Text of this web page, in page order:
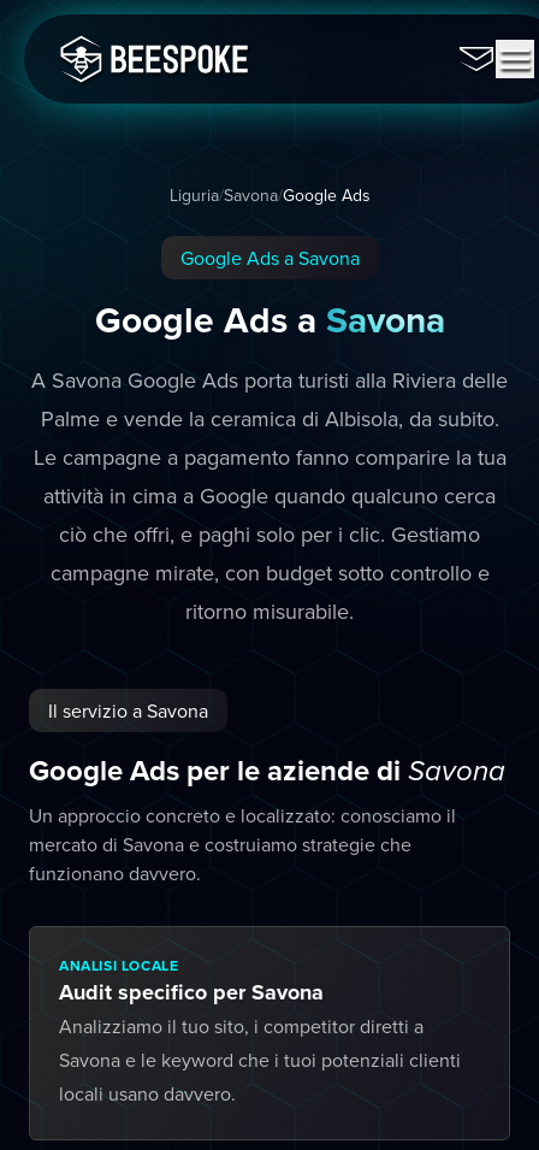
Liguria/Savona/Google Ads
Google Ads a Savona
Google Ads a Savona
A Savona Google Ads porta turisti alla Riviera delle
Palme e vende la ceramica di Albisola, da subito.
Le campagne a pagamento fanno comparire la tua
attività in cima a Google quando qualcuno cerca
ciò che offri, e paghi solo per i clic. Gestiamo
campagne mirate, con budget sotto controllo e
ritorno misurabile.
Il servizio a Savona
Google Ads per le aziende di Savona
Un approccio concreto e localizzato: conosciamo il
mercato di Savona e costruiamo strategie che
funzionano davvero.
ANALISI LOCALE
Audit specifico per Savona
Analizziamo il tuo sito, i competitor diretti a
Savona e le keyword che i tuoi potenziali clienti
locali usano davvero.